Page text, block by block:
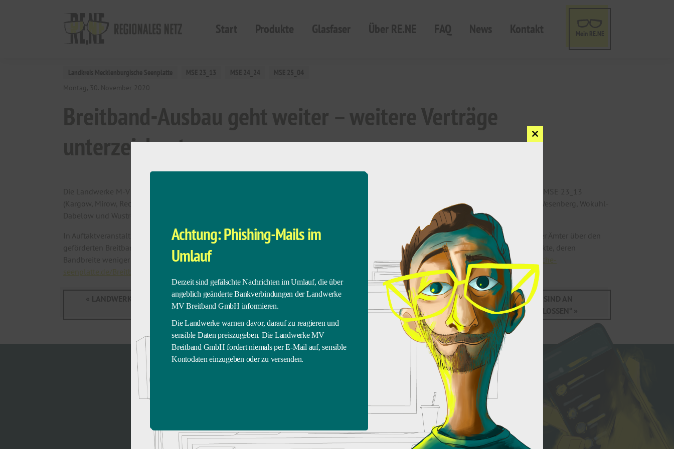
Start Produkte Glasfaser Über RE.NE FAQ News Kontakt Mein RE.NE
Montag, 30. November 2020
Breitband-Ausbau geht weiter – weitere Verträge
unterzeichnet
Die Landwerke M-V Breitband GmbH wurde vom Landkreis Mecklenburgische Seenplatte mit dem Breitband-Ausbau in den Projektgebieten MSE 23_13
(Kargow, Mirow, Rechlin, Schloen-Dratow und Schwarz), MSE 24_24 (Blumenholz, Carpin, Godendorf, Grünow, Möllenbeck, Priepert, Userin, Wesenberg, Wokuhl-
Dabelow und Wustrow) sowie MSE 25_04 (Basedow, Faulenrost, Gielow, Kummerow, Malchin und Neukalen) beauftragt.
In Auftaktveranstaltungen im November haben die Vertreter der Landwerke M-V Breitband GmbH, die Bürgermeister*innen sowie Vertreter der Ämter über den
geförderten Breitbandausbau in den Ausbaugebieten informiert. Förderfähig sind laut Breitbandförderprogramm des Bundes alle Adresspunkte, deren
Bandbreite weniger als 30 Mbit/s beträgt. Der Landkreis Mecklenburgische Seenplatte kommuniziert auf der Websitewww.lk-mecklenburgische-
seenplatte.de/Breitband/
« LANDWERKE M-V BREITBAND GMBH STELLEN PROJEKT ZUM GEFÖRDERTEN
BREITBANDAUSBAU IM LANDKREIS ROSTOCK VOR
WOLDEGK – DIE ERSTEN HAUSHALTE SIND AN
GLASFASERINFRASTRUKTUR ANGESCHLOSSEN“ »
Close
Achtung: Phishing-Mails im
Umlauf
Derzeit sind gefälschte Nachrichten im Umlauf, die über
angeblich geänderte Bankverbindungen der Landwerke
MV Breitband GmbH informieren.
Die Landwerke warnen davor, darauf zu reagieren und
sensible Daten preiszugeben. Die Landwerke MV
Breitband GmbH fordert niemals per E-Mail auf, sensible
Kontodaten einzugeben oder zu versenden.